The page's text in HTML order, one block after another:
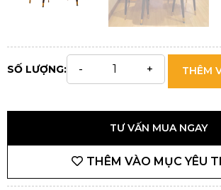
SỐ LƯỢNG: THÊM
TƯ VẤN MUA NGAY
THÊM VÀO MỤC YÊU